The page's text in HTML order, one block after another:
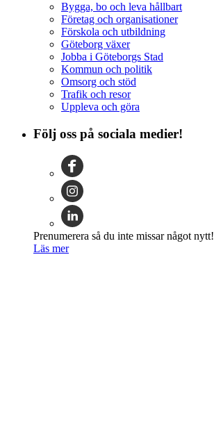
Bygga, bo och leva hållbart
Företag och organisationer
Förskola och utbildning
Göteborg växer
Jobba i Göteborgs Stad
Kommun och politik
Omsorg och stöd
Trafik och resor
Uppleva och göra
Följ oss på sociala medier!
Prenumerera så du inte missar något nytt!
Läs mer